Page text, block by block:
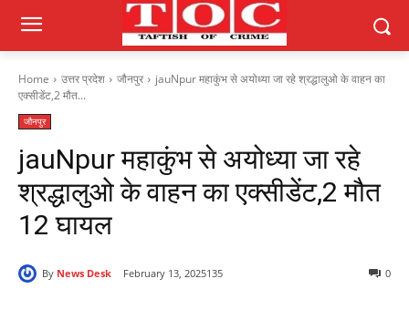
Home उत्तर प्रदेश जौनपुर
jauNpur महाकुंभ से अयोध्या जा रहे श्रद्धालुओ के वाहन का
एक्सीडेंट,2 मौत...
जौनपुर
jauNpur महाकुंभ से अयोध्या जा रहे
श्रद्धालुओ के वाहन का एक्सीडेंट,2 मौत
12 घायल
By News Desk February 13, 2025 0
135